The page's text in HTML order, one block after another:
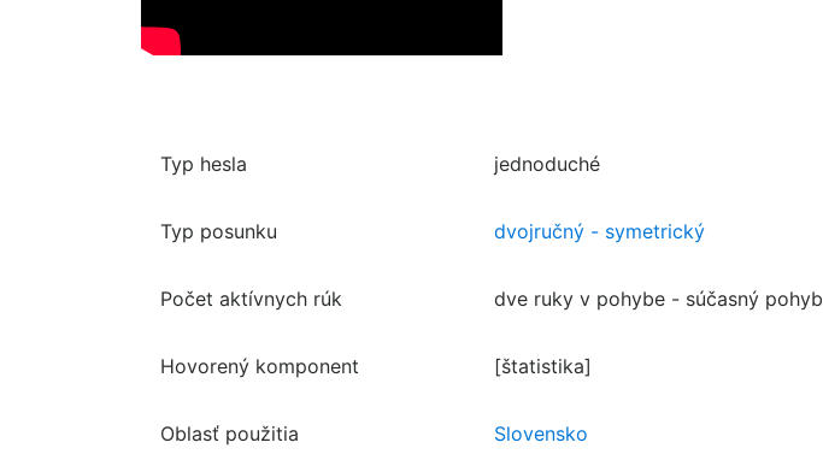
Typ hesla jednoduché
Typ posunku dvojručný - symetrický
Počet aktívnych rúk dve ruky v pohybe - súčasný pohyb
Hovorený komponent [štatistika]
Oblasť použitia Slovensko